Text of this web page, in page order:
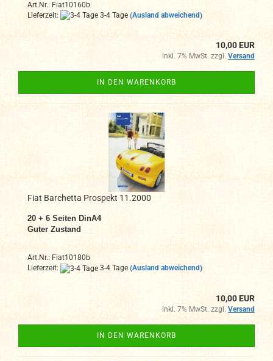
Art.Nr.: Fiat10160b
Lieferzeit:
3-4 Tage (Ausland abweichend)
10,00 EUR
inkl. 7% MwSt. zzgl. Versand
IN DEN WARENKORB
Fiat Barchetta Prospekt 11.2000
20 + 6 Seiten DinA4
Guter Zustand
Art.Nr.: Fiat10180b
Lieferzeit:
3-4 Tage (Ausland abweichend)
10,00 EUR
inkl. 7% MwSt. zzgl. Versand
IN DEN WARENKORB